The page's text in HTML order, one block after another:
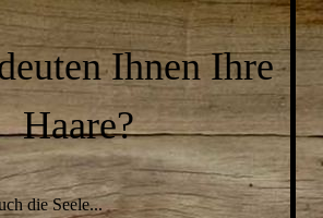
Ihnen Ihre
Haare?
die Seele...